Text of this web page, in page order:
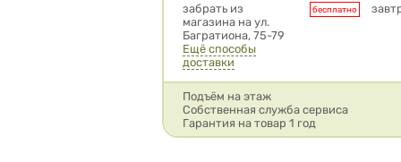
забрать из
магазина на ул.
Багратиона, 75-79
бесплатно
Ещё способы
доставки
Подъём на этаж
Собственная служба сервиса
Гарантия на товар 1 год